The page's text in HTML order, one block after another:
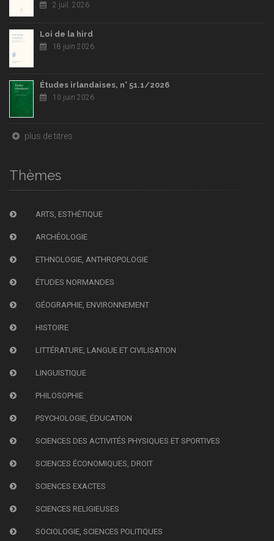
2 juil. 2026
Loi de la hird
18 juin 2026
Études irlandaises, n° 51.1/2026
10 juin 2026
plus de titres
Thèmes
ARTS, ESTHÉTIQUE
ARCHÉOLOGIE
ETHNOLOGIE, ANTHROPOLOGIE
ÉTUDES NORMANDES
GÉOGRAPHIE, ENVIRONNEMENT
HISTOIRE
LITTÉRATURE, LANGUE ET CIVILISATION
LINGUISTIQUE
PHILOSOPHIE
PSYCHOLOGIE, ÉDUCATION
SCIENCES DES ACTIVITÉS PHYSIQUES ET SPORTIVES
SCIENCES ÉCONOMIQUES, DROIT
SCIENCES EXACTES
SCIENCES RELIGIEUSES
SOCIOLOGIE, SCIENCES POLITIQUES